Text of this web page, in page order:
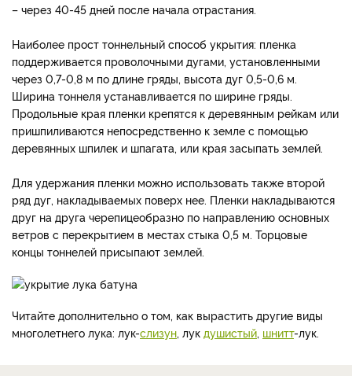
– через 40-45 дней после начала отрастания.
Наиболее прост тоннельный способ укрытия: пленка
поддерживается проволочными дугами, установленными
через 0,7-0,8 м по длине гряды, высота дуг 0,5-0,6 м.
Ширина тоннеля устанавливается по ширине гряды.
Продольные края пленки крепятся к деревянным рейкам или
пришпиливаются непосредственно к земле с помощью
деревянных шпилек и шпагата, или края засыпать землей.
Для удержания пленки можно использовать также второй
ряд дуг, накладываемых поверх нее. Пленки накладываются
друг на друга черепицеобразно по направлению основных
ветров с перекрытием в местах стыка 0,5 м. Торцовые
концы тоннелей присыпают землей.
Читайте дополнительно о том, как вырастить другие виды
многолетнего лука: лук-слизун , лук душистый шнитт-лук.